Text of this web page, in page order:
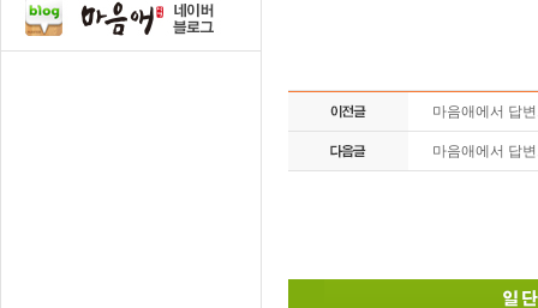
마음애에서 답
마음애에서 답